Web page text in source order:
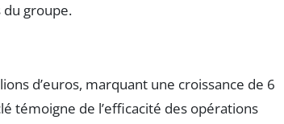
groupe.
d’euros, marquant une croissance de 6
témoigne de l’efficacité des opérations